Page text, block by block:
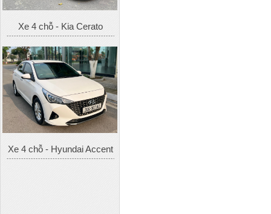
Xe 4 chỗ - Hyundai Accent